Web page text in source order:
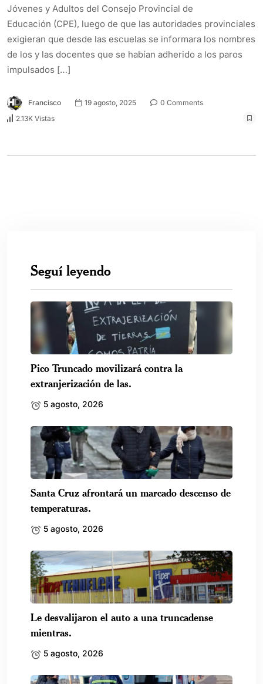
Jóvenes y Adultos del Consejo Provincial de
Educación (CPE), luego de que las autoridades provinciales
exigieran que desde las escuelas se informara los nombres
de los y las docentes que se habían adherido a los paros
impulsados […]
Francisco 19 agosto, 2025
0 Comments
2.13K Vistas
Seguí leyendo
Pico Truncado movilizará contra la
extranjerización de las.
5 agosto, 2026
Santa Cruz afrontará un marcado descenso de
temperaturas.
5 agosto, 2026
Le desvalijaron el auto a una truncadense
mientras.
5 agosto, 2026